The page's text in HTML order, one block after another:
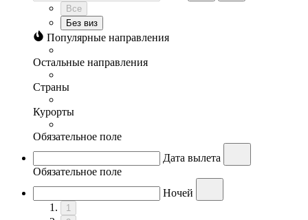
Все
Без виз
Популярные направления
Остальные направления
Страны
Курорты
Обязательное поле
Дата вылета
Обязательное поле
Ночей
1